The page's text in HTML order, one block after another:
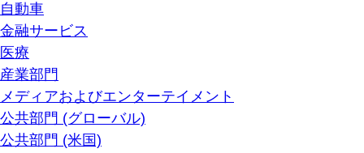
自動車
金融サービス
医療
産業部門
メディアおよびエンターテイメント
公共部門 (グローバル)
公共部門 (米国)